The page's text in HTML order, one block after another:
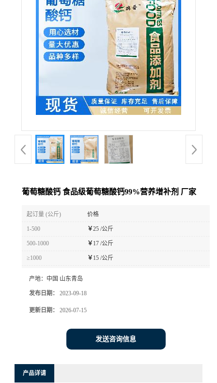
葡萄糖酸钙 食品级葡萄糖酸钙99%营养增补剂 厂家
起订量 (公斤) 价格
1-500 ￥25 /公斤
500-1000 ￥ 17 /公斤
≥1000 ￥ 15 /公斤
产地： 中国 山东青岛
发布日期： 2023-09-18
更新日期： 2026-07-15
发送咨询信息
产品详请